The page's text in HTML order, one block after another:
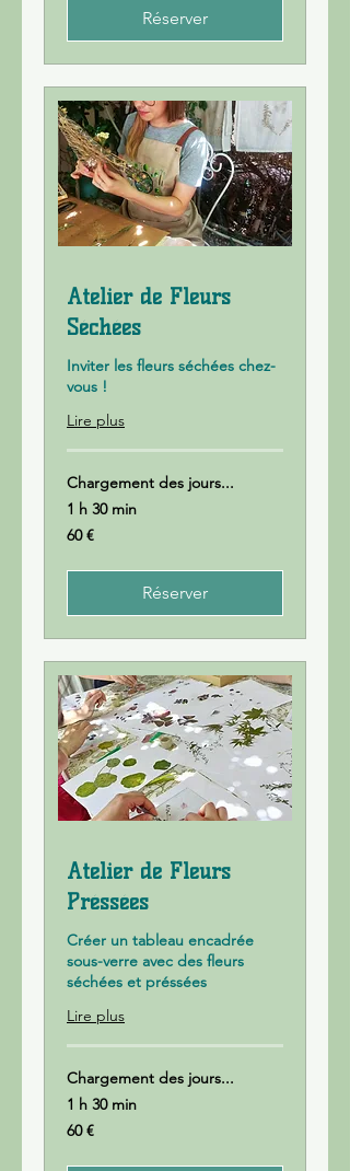
Réserver
Atelier de Fleurs
Séchées
Inviter les fleurs séchées chez-
vous !
Lire plus
Chargement des jours...
1 h 30 min
60
euros
60 €
Réserver
Atelier de Fleurs
Préssées
Créer un tableau encadrée
sous-verre avec des fleurs
séchées et préssées
Lire plus
Chargement des jours...
1 h 30 min
60
euros
60 €